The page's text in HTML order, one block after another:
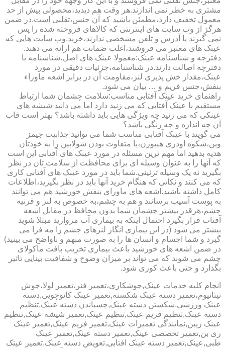
مشتری به خطر نمی اندازند.هر وقت هم دیدید،محصولی بیش از حد
معمول تخفیف دارد،مطمئن باشید که آن جنس،تقلبی است.در ضمن
هرگز از وب سایت های اینترنتی که کالاهای فروخته شده را پس
نمی گیرند یا آدرس و تلفن مشخصی ندارند،خرید.وب سایت هایی که
عینک های معتبر می فروشند،اغلب ضمانت هم ارائه می دهند.
دفترچه و شناسنامه عینک:معمولا عینک های اصل،شناسنامه یا
دفترچه اصالت دارند.در شناسنامه،جزئیات دقیقی در مورد
عینک،مقدار خش پذیری لنز،مقاومت آن در برابر اشعه ماوراء
بنفش،جنس فریم و … بیان می شود.
راهنمای خرید عینک آفتابی مناسب:سلامت چشمان شما ارتباط
مستقیم با عینک آفتابی که می زنید دارد اما می دانید شیشه های
عینکی که می زنید چه ویژگی هایی باید داشته باشد؟ بهتر است قاب
آن چه اندازه و چه رنگی باشد؟
می گویند با عینک آفتابی مناسب شما می توانید جذابیت جیمز
وین،شکوه اودری هیپورن،یا متفاوت بودن شولاپین را به خودتان
هدیه بدهید اما مهم ترین مسئله در مورد عینک های آفتابی این است
که آنها را به عنوان وسیله ای برای محافظت از سلامت تان در نظر
بگیرید نه یک وسیله تزئینی.شما باید در مورد عینک های آفتابی کاری
که می کنند و نکاتی که هنگام خرید آنها باید در نظر بگیرید،اطلاعات
کامل داشته باشید.اشعه های ماورای بنفش خورشید هم می توانند
به پوست آسیب برسانند و هم به چشم،به خصوص به لنز و قرنیه
چشم،هرقدر بیشتر چشمان شما بدون محافظ در مقابل اشعه
آفتاب قرار بگیرد احتمال اینکه به بیماری آب مروارید مبتلا شوید
بیشتر می شود (در این بیماری انگار لنزهای چشم را مه فرا می
گیرد و شما اجسام و انسان ها را به صورت مبهم و ناواضح می بینید)
در ضمن اشعه های خورشید باعث بیماری تخریب بافت ماکولای
چشم می شوند که می تواند بر میزان وضوح و شفافیت بینایی تاثیر
بگذارد و حتی باعث کوری شود.
انجام کلیه خدمات عینک,جوشکاری،تعمیر فنر،تعمیر لولا،جوش
تیتانیوم،تعمیر دسته عینک شکسته,تعمیر عینک کائوچویی,دسته
عینک ورزشی,شکستن دسته عینک,چسباندن دسته عینک,تنظیم
دسته عینک,تنظیم فریم عینک,تنظیم عینک,تعمیر شیشه عینک,تنظیم
عینک ریبن,نمایندگی تعمیرات عینک,تعمیر فریم عینک,تعمیر عینک
ری بن,تعمیر تخصصی عینک,تعمیر دسته عینک,تعمیر عینک
طبی,عینک,تعمیر دسته عینک افتابی,تعویض دسته عینک,تعمیر عینک